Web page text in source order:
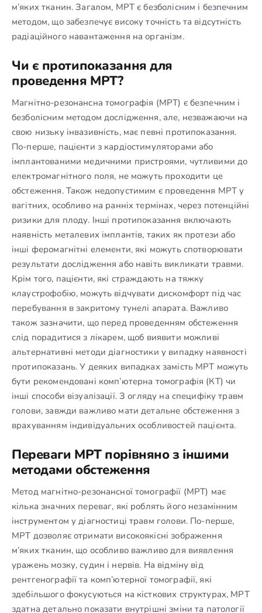
м’яких тканин. Загалом, МРТ є безболісним і безпечним
методом, що забезпечує високу точність та відсутність
радіаційного навантаження на організм.
Чи є протипоказання для
проведення МРТ?
Магнітно-резонансна томографія (МРТ) є безпечним і
безболісним методом дослідження, але, незважаючи на
свою низьку інвазивність, має певні протипоказання.
По-перше, пацієнти з кардіостимуляторами або
імплантованими медичними пристроями, чутливими до
електромагнітного поля, не можуть проходити це
обстеження. Також недопустимим є проведення МРТ у
вагітних, особливо на ранніх термінах, через потенційні
ризики для плоду. Інші протипоказання включають
наявність металевих імплантів, таких як протези або
інші феромагнітні елементи, які можуть спотворювати
результати дослідження або навіть викликати травми.
Крім того, пацієнти, які страждають на тяжку
клаустрофобію, можуть відчувати дискомфорт під час
перебування в закритому тунелі апарата. Важливо
також зазначити, що перед проведенням обстеження
слід порадитися з лікарем, щоб виявити можливі
альтернативні методи діагностики у випадку наявності
протипоказань. У деяких випадках замість МРТ можуть
бути рекомендовані комп’ютерна томографія (КТ) чи
інші способи візуалізації. З огляду на специфіку травм
голови, завжди важливо мати детальне обстеження з
врахуванням індивідуальних особливостей пацієнта.
Переваги МРТ порівняно з іншими
методами обстеження
Метод магнітно-резонансної томографії (МРТ) має
кілька значних переваг, які роблять його незамінним
інструментом у діагностиці травм голови. По-перше,
МРТ дозволяє отримати високоякісні зображення
м’яких тканин, що особливо важливо для виявлення
уражень мозку, судин і нервів. На відміну від
рентгенографії та комп’ютерної томографії, які
здебільшого фокусуються на кісткових структурах, МРТ
здатна детально показати внутрішні зміни та патології